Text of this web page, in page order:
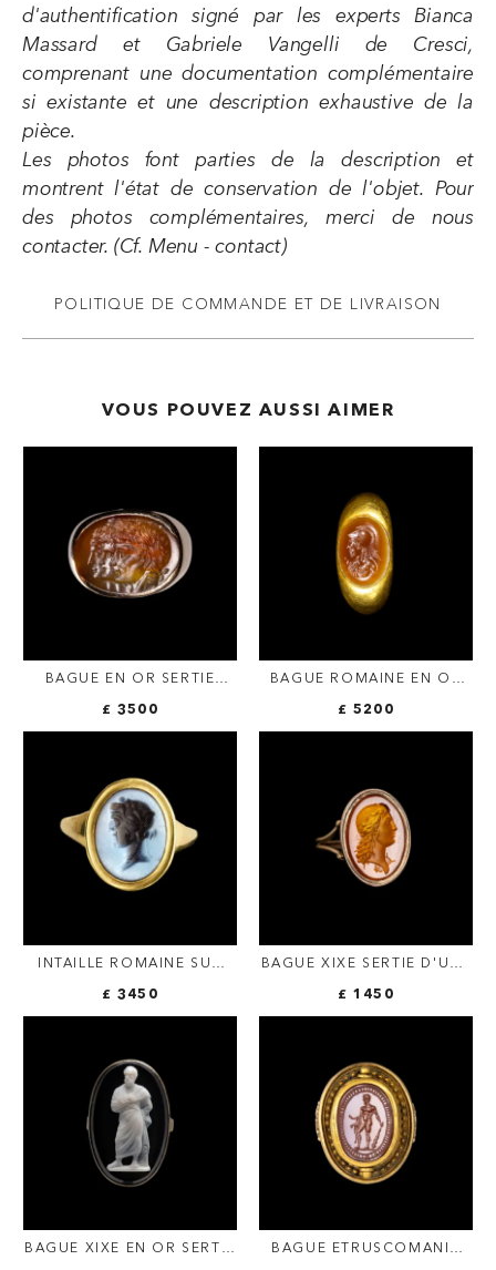
d'authentification signé par les experts Bianca
Massard et Gabriele Vangelli de Cresci,
comprenant une documentation complémentaire
si existante et une description exhaustive de la
pièce.
Les photos font parties de la description et
montrent l'état de conservation de l'objet. Pour
des photos complémentaires, merci de nous
contacter. (Cf. Menu - contact)
POLITIQUE DE COMMANDE ET DE LIVRAISON
VOUS POUVEZ AUSSI AIMER
BAGUE EN OR SERTIE
AGATE. TROIS PORTRAITS.
£ 3500
BAGUE ROMAINE EN OR
£ 5200
INTAILLE ROMAINE SUR
DIONYSOS, MONTÉE EN
£ 3450
BAGUE XIXE SERTIE D'UNE
£ 1450
BAGUE XIXE EN OR SERTIE
BAGUE ETRUSCOMANIA